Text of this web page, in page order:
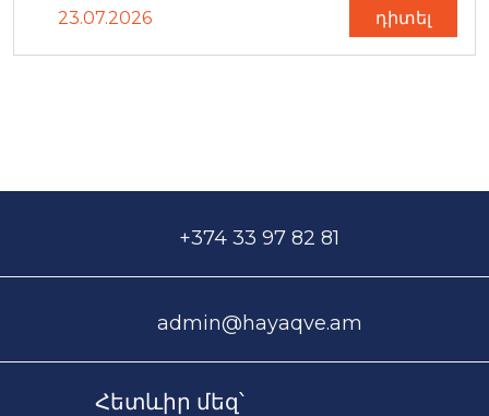
23.07.2026 դիտել
+374 33 97 82 81
admin@hayaqve.am
Հետևիր մեզ՝